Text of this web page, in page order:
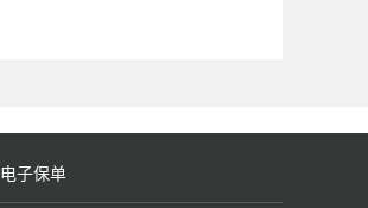
电子保单